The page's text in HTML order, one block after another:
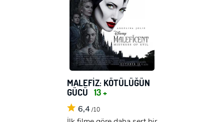
MALEFİZ: KÖTÜLÜĞÜN
GÜCÜ 13 +
6,4 /10